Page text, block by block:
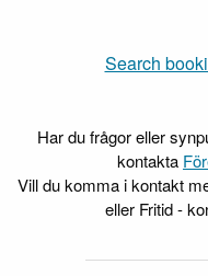
Search
Har du frågor eller
kontakta
Vill du komma i kontakt
eller Fritid -